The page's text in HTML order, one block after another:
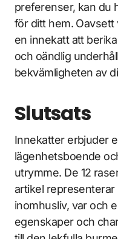
preferenser, kan du
för ditt hem. Oavsett
en innekatt att
och oändlig
bekvämligheten av
Slutsats
Innekatter erbjuder
lägenhetsboende
utrymme. De 12
artikel representerar
inomhusliv, var och
egenskaper och